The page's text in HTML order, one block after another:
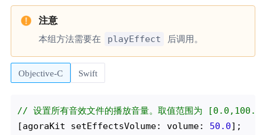
本组方法需要在 playEffect 后调用。
Objective-C Swift
// 设置所有音效文件的播放音量。取值范围为
[agoraKit setEffectsVolume: volume: 50.0